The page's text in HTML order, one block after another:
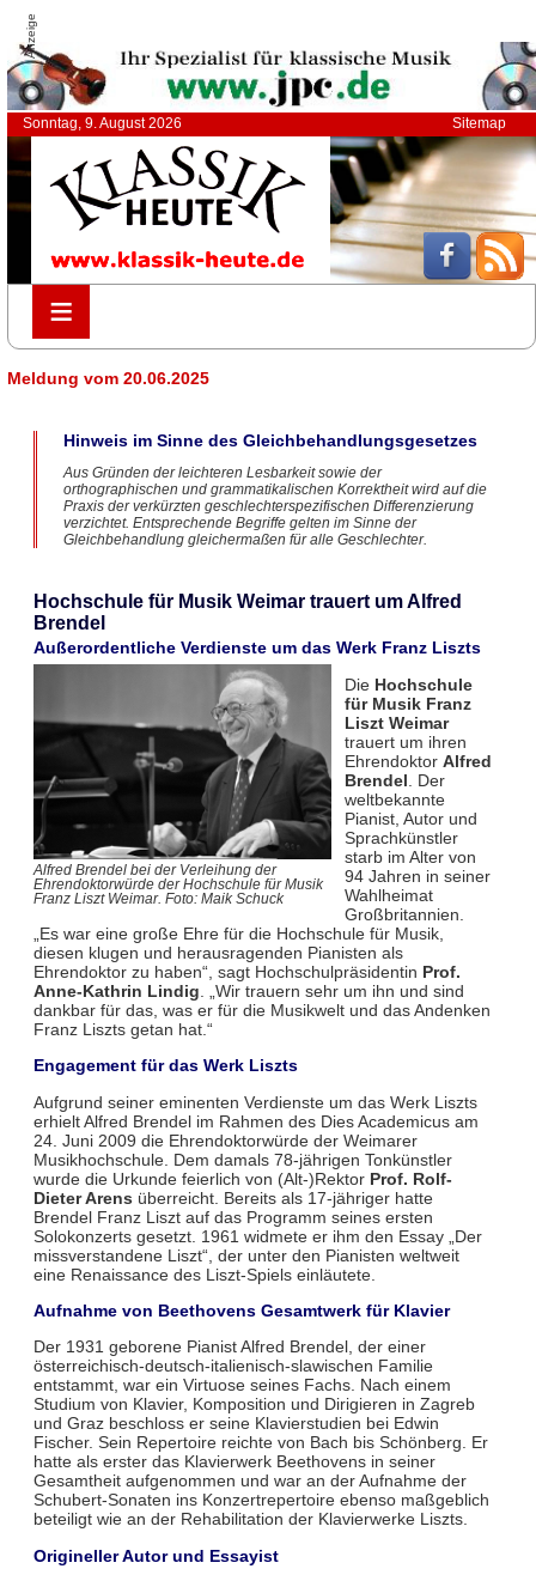
Anzeige
Sonntag, 9. August 2026 Sitemap
≡
≡
Meldung vom 20.06.2025
Hinweis im Sinne des Gleichbehandlungsgesetzes
Aus Gründen der leichteren Lesbarkeit sowie der
orthographischen und grammatikalischen Korrektheit wird auf die
Praxis der verkürzten geschlechterspezifischen Differenzierung
verzichtet. Entsprechende Begriffe gelten im Sinne der
Gleichbehandlung gleichermaßen für alle Geschlechter.
Hochschule für Musik Weimar trauert um Alfred
Brendel
Außerordentliche Verdienste um das Werk Franz Liszts
Alfred Brendel bei der Verleihung der
Ehrendoktorwürde der Hochschule für Musik
Franz Liszt Weimar. Foto: Maik Schuck
Die Hochschule
für Musik Franz
Liszt Weimar
trauert um ihren
Ehrendoktor Alfred
Brendel . Der
weltbekannte
Pianist, Autor und
Sprachkünstler
starb im Alter von
94 Jahren in seiner
Wahlheimat
Großbritannien.
„Es war eine große Ehre für die Hochschule für Musik,
diesen klugen und herausragenden Pianisten als
Ehrendoktor zu haben“, sagt Hochschulpräsidentin Prof.
Anne-Kathrin Lindig . „Wir trauern sehr um ihn und sind
dankbar für das, was er für die Musikwelt und das Andenken
Franz Liszts getan hat.“
Engagement für das Werk Liszts
Aufgrund seiner eminenten Verdienste um das Werk Liszts
erhielt Alfred Brendel im Rahmen des Dies Academicus am
24. Juni 2009 die Ehrendoktorwürde der Weimarer
Musikhochschule. Dem damals 78-jährigen Tonkünstler
wurde die Urkunde feierlich von (Alt-)Rektor Prof. Rolf-
Dieter Arens überreicht. Bereits als 17-jähriger hatte
Brendel Franz Liszt auf das Programm seines ersten
Solokonzerts gesetzt. 1961 widmete er ihm den Essay „Der
missverstandene Liszt“, der unter den Pianisten weltweit
eine Renaissance des Liszt-Spiels einläutete.
Aufnahme von Beethovens Gesamtwerk für Klavier
Der 1931 geborene Pianist Alfred Brendel, der einer
österreichisch-deutsch-italienisch-slawischen Familie
entstammt, war ein Virtuose seines Fachs. Nach einem
Studium von Klavier, Komposition und Dirigieren in Zagreb
und Graz beschloss er seine Klavierstudien bei Edwin
Fischer. Sein Repertoire reichte von Bach bis Schönberg. Er
hatte als erster das Klavierwerk Beethovens in seiner
Gesamtheit aufgenommen und war an der Aufnahme der
Schubert-Sonaten ins Konzertrepertoire ebenso maßgeblich
beteiligt wie an der Rehabilitation der Klavierwerke Liszts.
Origineller Autor und Essayist